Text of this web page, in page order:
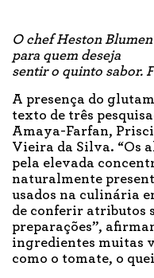
O chef Heston
para quem deseja
sentir o quinto sabor.
A presença do
texto de três
Amaya-Farfan,
Vieira da Silva. “Os
pela elevada
naturalmente
usados na culinária
de conferir atributos
preparações”,
ingredientes muitas
como o tomate, o